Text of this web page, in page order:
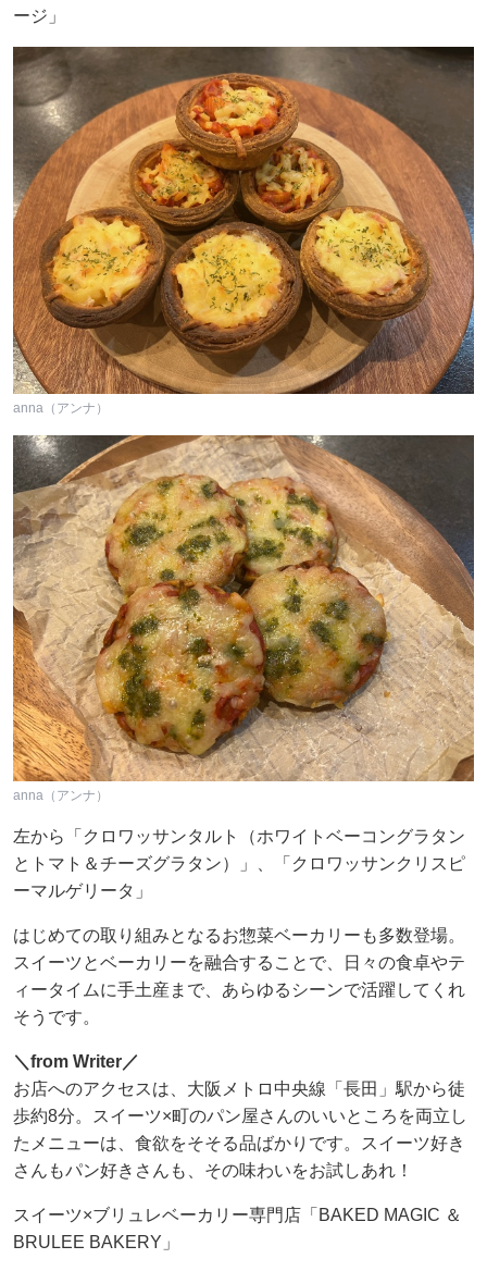
ージ」
anna（アンナ）
anna（アンナ）
左から「クロワッサンタルト（ホワイトベーコングラタン
とトマト＆チーズグラタン）」、「クロワッサンクリスピ
ーマルゲリータ」
はじめての取り組みとなるお惣菜ベーカリーも多数登場。
スイーツとベーカリーを融合することで、日々の食卓やテ
ィータイムに手土産まで、あらゆるシーンで活躍してくれ
そうです。
＼from Writer／
お店へのアクセスは、大阪メトロ中央線「長田」駅から徒
歩約8分。スイーツ×町のパン屋さんのいいところを両立し
たメニューは、食欲をそそる品ばかりです。スイーツ好き
さんもパン好きさんも、その味わいをお試しあれ！
スイーツ×ブリュレベーカリー専門店「BAKED MAGIC ＆
BRULEE BAKERY」